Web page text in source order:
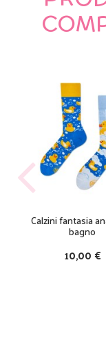
Calzini fantasia
bagno
10,00 €